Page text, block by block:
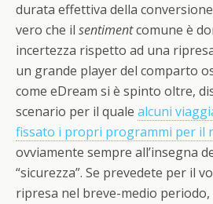
durata effettiva della
vero che il sentimentcomune è
incertezza rispetto ad una
un grande player del comparto
come eDream si è spinto oltre,
scenario per il quale alcuni
fissato i propri programmi per il
ovviamente sempre all’insegna
“sicurezza”. Se prevedete per il
ripresa nel breve-medio